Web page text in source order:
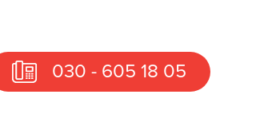
030 - 605 18 05